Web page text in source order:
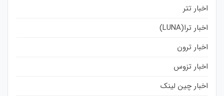
اخبار تتر
اخبار ترا(LUNA)
اخبار ترون
اخبار تزوس
اخبار چین لینک